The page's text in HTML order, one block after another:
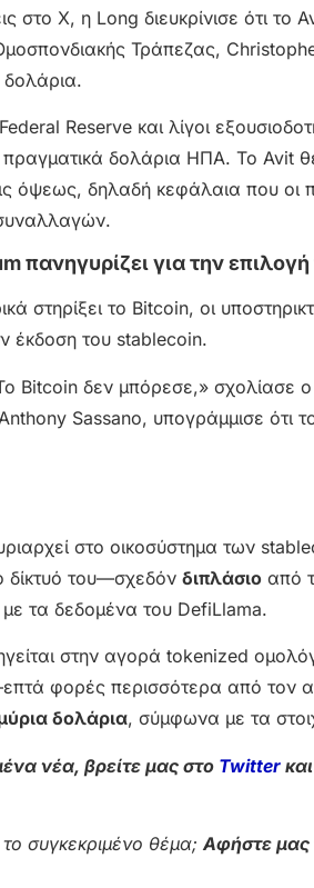
στο X, η Long διευκρίνισε ότι το
Τράπεζας,
Reserve και λίγοι
δολάρια ΗΠΑ. Το Avit
όψεως, δηλαδή κεφάλαια που
πανηγυρίζει για την
στηρίξει το Bitcoin, οι
έκδοση του stablecoin.
Bitcoin δεν μπόρεσε,» σχολίασε
Sassano, υπογράμμισε
στο οικοσύστημα των
δίκτυό του—σχεδόν διπλάσιο από
τα δεδομένα του DefiLlama.
στην αγορά tokenized
φορές περισσότερα από τον
δολάρια, σύμφωνα με τα
νέα, βρείτε μας στο Twitter
συγκεκριμένο θέμα;Αφήστε μας